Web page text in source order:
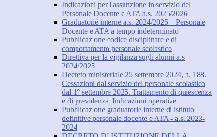
Indicazioni per l'assunzione in servizio del
Personale Docente e ATA a.s. 2025/2026
Graduatorie interne a.s. 2024/2025 – Personale
Docente e ATA a tempo indeterminato
Pubblicazione codice disciplinare e di
comportamento personale scolastico
Direttiva per la vigilanza sugli alunni a.s
2024/2025
Decreto ministeriale 25 settembre 2024, n. 188.
Cessazioni dal servizio del personale scolastico
dal 1° settembre 2025. Trattamento di quiescenza
e di previdenza. Indicazioni operative.
Pubblicazione graduatorie interne di istituto
definitive personale docente e ATA - a.s. 2023-
2024